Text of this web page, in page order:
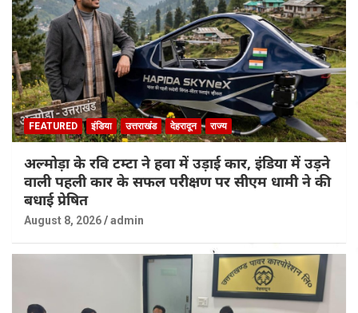
FEATURED इंडिया उत्तराखंड देहरादून राज्य
अल्मोड़ा के रवि टम्टा ने हवा में उड़ाई कार, इंडिया में उड़ने
वाली पहली कार के सफल परीक्षण पर सीएम धामी ने की
बधाई प्रेषित
August 8, 2026 admin